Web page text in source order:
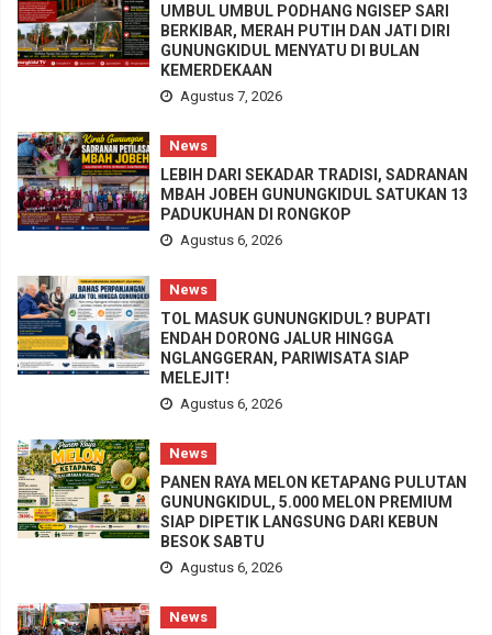
UMBUL UMBUL PODHANG NGISEP SARI
BERKIBAR, MERAH PUTIH DAN JATI DIRI
GUNUNGKIDUL MENYATU DI BULAN
KEMERDEKAAN
Agustus 7, 2026
News
LEBIH DARI SEKADAR TRADISI, SADRANAN
MBAH JOBEH GUNUNGKIDUL SATUKAN 13
PADUKUHAN DI RONGKOP
Agustus 6, 2026
News
TOL MASUK GUNUNGKIDUL? BUPATI
ENDAH DORONG JALUR HINGGA
NGLANGGERAN, PARIWISATA SIAP
MELEJIT!
Agustus 6, 2026
News
PANEN RAYA MELON KETAPANG PULUTAN
GUNUNGKIDUL, 5.000 MELON PREMIUM
SIAP DIPETIK LANGSUNG DARI KEBUN
BESOK SABTU
Agustus 6, 2026
News